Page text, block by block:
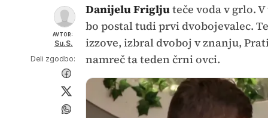
AVTOR:
Su.S.
Deli zgodbo:
Danijelu Frigljuteče voda v grlo.
bo postal tudi prvi dvobojevalec.
izzove, izbral dvoboj v znanju,
namreč ta teden črni ovci.